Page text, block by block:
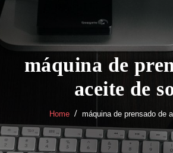
máquina de
aceite de
Home máquina de prensado de